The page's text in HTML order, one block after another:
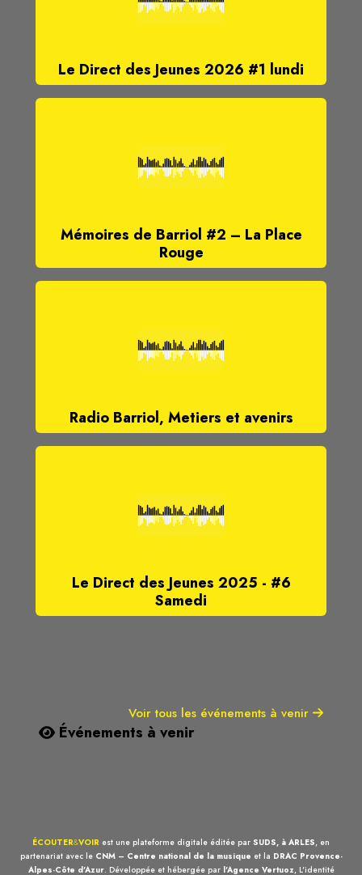
Le Direct des Jeunes 2026 #1 lundi
Mémoires de Barriol #2 – La Place
Rouge
Radio Barriol, Metiers et avenirs
Le Direct des Jeunes 2025 - #6
Samedi
Voir tous les événements à venir
Événements à venir
ÉCOUTER&VOIR est une plateforme digitale éditée par SUDS, à ARLES, en
partenariat avec le CNM – Centre national de la musique et la DRAC Provence-
Alpes-Côte d'Azur. Développée et hébergée par l'Agence Vertuoz, L'identité